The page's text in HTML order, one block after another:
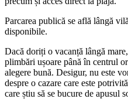
Parcarea publică se află lângă
disponibile.
Dacă doriți o vacanță lângă
plimbări ușoare până în centrul
alegere bună. Desigur, nu este
despre o cazare care este
care știu să se bucure de apusul